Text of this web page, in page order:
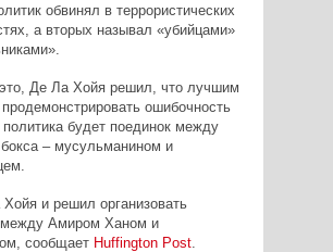
обвинял в террористических
а вторых называл «убийцами»
Де Ла Хойя решил, что лучшим
ошибочность
будет поединок между
– мусульманином и
и решил организовать
между Амиром Ханом и
сообщает Huffington Post.